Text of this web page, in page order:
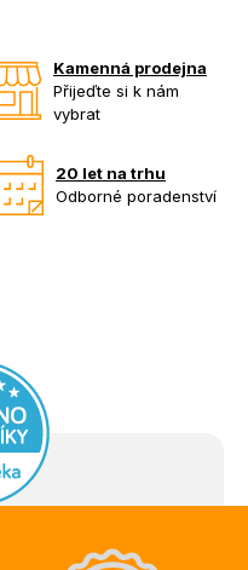
Kamenná prodejna
Přijeďte si k nám
vybrat
20 let na trhu
Odborné poradenství